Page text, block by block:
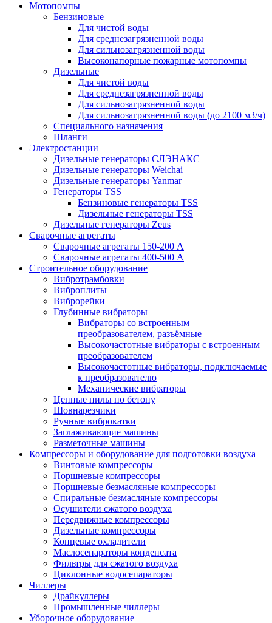
Мотопомпы
Бензиновые
Для чистой воды
Для среднезагрязненной воды
Для сильнозагрязненной воды
Высоконапорные пожарные мотопомпы
Дизельные
Для чистой воды
Для среднезагрязненной воды
Для сильнозагрязненной воды
Для сильнозагрязненной воды (до 2100 м3/ч)
Специального назначения
Шланги
Электростанции
Дизельные генераторы СЛЭНАКС
Дизельные генераторы Weichai
Дизельные генераторы Yanmar
Генераторы TSS
Бензиновые генераторы TSS
Дизельные генераторы TSS
Дизельные генераторы Zeus
Сварочные агрегаты
Сварочные агрегаты 150-200 А
Сварочные агрегаты 400-500 А
Строительное оборудование
Вибротрамбовки
Виброплиты
Виброрейки
Глубинные вибраторы
Вибраторы со встроенным
преобразователем, разъёмные
Высокочастотные вибраторы с встроенным
преобразователем
Высокочастотные вибраторы, подключаемые
к преобразователю
Механические вибраторы
Цепные пилы по бетону
Шовнарезчики
Ручные виброкатки
Заглаживающие машины
Разметочные машины
Компрессоры и оборудование для подготовки воздуха
Винтовые компрессоры
Поршневые компрессоры
Поршневые безмасляные компрессоры
Спиральные безмасляные компрессоры
Осушители сжатого воздуха
Передвижные компрессоры
Дизельные компрессоры
Концевые охладители
Маслосепараторы конденсата
Фильтры для сжатого воздуха
Циклонные водосепараторы
Чиллеры
Драйкуллеры
Промышленные чиллеры
Уборочное оборудование